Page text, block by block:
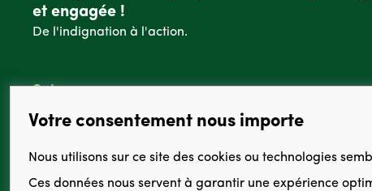
Votre consentement nous importe
Nous utilisons sur ce site des cookies ou technologies
Ces données nous servent à garantir une expérience
et engagée !
De l'indignation à l'action.
Suivez-nous :